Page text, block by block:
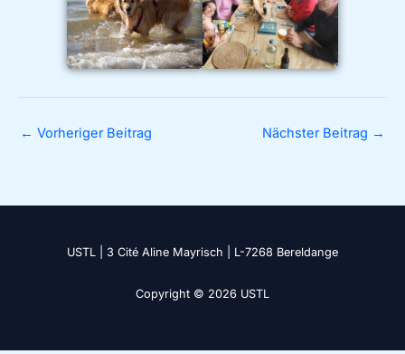
← Vorheriger Beitrag Nächster Beitrag →
USTL | 3 Cité Aline Mayrisch | L-7268 Bereldange
Copyright © 2026 USTL